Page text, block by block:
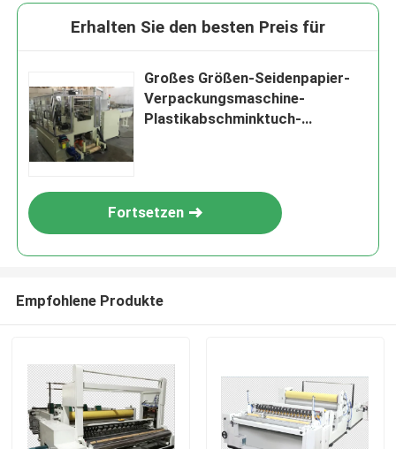
Erhalten Sie den besten Preis für
Großes Größen-Seidenpapier-
Verpackungsmaschine-
Plastikabschminktuch-
Fortsetzen
Empfohlene Produkte